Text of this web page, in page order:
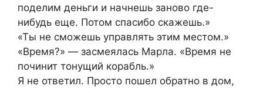
поделим деньги и начнешь заново где-
нибудь еще. Потом спасибо скажешь.»
«Ты не сможешь управлять этим местом.»
«Время?» — засмеялась Марла. «Время не
починит тонущий корабль.»
Я не ответил. Просто пошел обратно в дом,